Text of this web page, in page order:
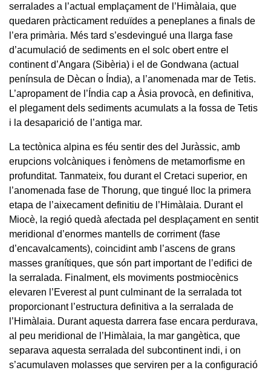
serralades a l’actual emplaçament de l’Himàlaia, que
quedaren pràcticament reduïdes a peneplanes a finals de
l’era primària. Més tard s’esdevingué una llarga fase
d’acumulació de sediments en el solc obert entre el
continent d’Angara (Sibèria) i el de Gondwana (actual
península de Dècan o Índia), a l’anomenada mar de Tetis.
L’apropament de l’Índia cap a Àsia provocà, en definitiva,
el plegament dels sediments acumulats a la fossa de Tetis
i la desaparició de l’antiga mar.
La tectònica alpina es féu sentir des del Juràssic, amb
erupcions volcàniques i fenòmens de metamorfisme en
profunditat. Tanmateix, fou durant el Cretaci superior, en
l’anomenada fase de Thorung, que tingué lloc la primera
etapa de l’aixecament definitiu de l’Himàlaia. Durant el
Miocè, la regió quedà afectada pel desplaçament en sentit
meridional d’enormes mantells de corriment (fase
d’encavalcaments), coincidint amb l’ascens de grans
masses granítiques, que són part important de l’edifici de
la serralada. Finalment, els moviments postmiocènics
elevaren l’Everest al punt culminant de la serralada tot
proporcionant l’estructura definitiva a la serralada de
l’Himàlaia. Durant aquesta darrera fase encara perdurava,
al peu meridional de l’Himàlaia, la mar gangètica, que
separava aquesta serralada del subcontinent indi, i on
s’acumulaven molasses que serviren per a la configuració